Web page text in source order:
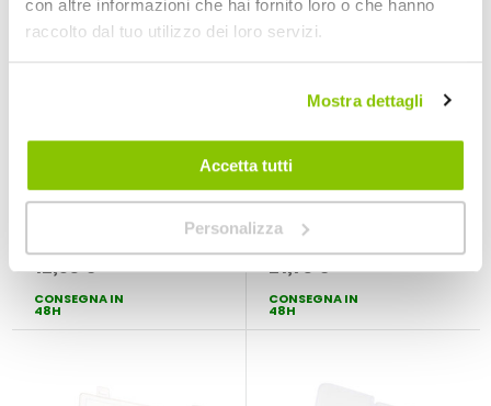
con altre informazioni che hai fornito loro o che hanno
raccolto dal tuo utilizzo dei loro servizi.
Mostra dettagli
Accetta tutti
Personalizza
AUTOBEST
12,85 €
CONSEGNA IN
48H
Connettori -
AUTOBEST
21,75 €
CONSEGNA IN
48H